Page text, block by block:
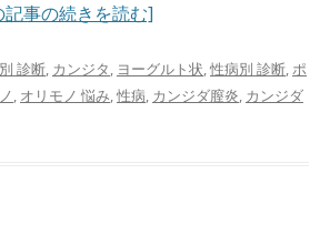
記事の続きを読む]
診断, カンジタ, ヨーグルト状,性病別 診断,ポ
, オリモノ 悩み,性病, カンジダ膣炎, カンジダ